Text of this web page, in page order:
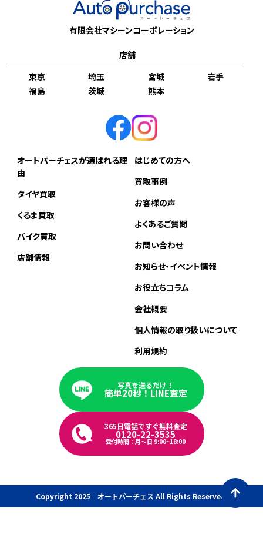
有限会社マシーンコーポレーション
店舗
東京
埼玉 宮城
岩手
福島
茨城 熊本
オートパーチェスが選ばれる理
由
タイヤ買取
くるま買取
バイク買取
店舗情報
はじめての方へ
買取事例
お客様の声
よくあるご質問
お問い合わせ
お知らせ・イベント情報
お役立ちコラム
会社概要
個人情報の取り扱いについて
利用規約
写真を送るだけ！
簡単20秒！LINE査定
365日電話ですぐ無料査定
0120-22-3535
受付時間：月〜日 9:00~18:00
Copyright 2025 オートパーチェス All Rights Reserved.